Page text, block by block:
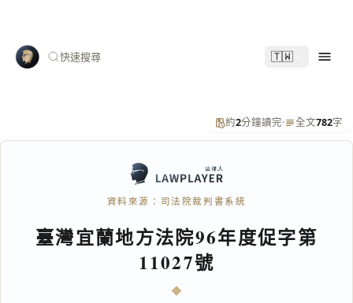
快速搜尋 🇹🇼
約2分鐘讀完· 全文782字
資料來源：司法院裁判書系統
臺灣宜蘭地方法院96年度促字第
11027號